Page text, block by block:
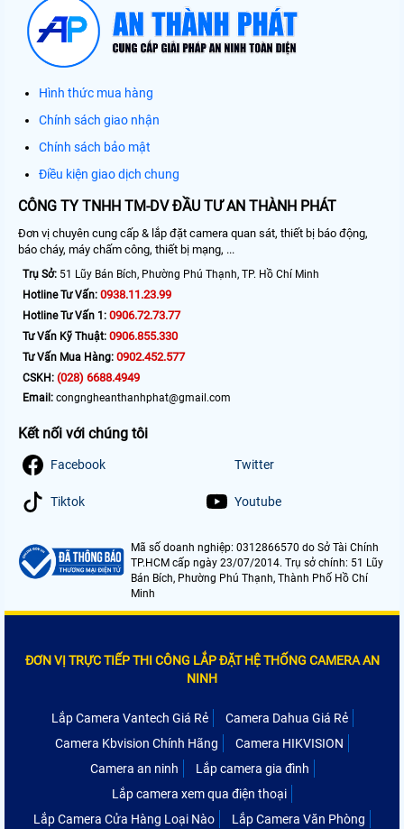
Hình thức mua hàng
Chính sách giao nhận
Chính sách bảo mật
Điều kiện giao dịch chung
CÔNG TY TNHH TM-DV ĐẦU TƯ AN THÀNH PHÁT
Đơn vị chuyên cung cấp & lắp đặt camera quan sát, thiết bị báo động,
báo cháy, máy chấm công, thiết bị mạng, ...
Trụ Sở: 51 Lũy Bán Bích, Phường Phú Thạnh, TP. Hồ Chí Minh
Hotline Tư Vấn: 0938.11.23.99
Hotline Tư Vấn 1: 0906.72.73.77
Tư Vấn Kỹ Thuật: 0906.855.330
Tư Vấn Mua Hàng: 0902.452.577
CSKH: (028) 6688.4949
Email: congngheanthanhphat@gmail.com
Kết nối với chúng tôi
Facebook Twitter
Tiktok Youtube
Mã số doanh nghiệp: 0312866570 do Sở Tài Chính
TP.HCM cấp ngày 23/07/2014. Trụ sở chính: 51 Lũy
Bán Bích, Phường Phú Thạnh, Thành Phố Hồ Chí
Minh
ĐƠN VỊ TRỰC TIẾP THI CÔNG LẮP ĐẶT HỆ THỐNG CAMERA AN
NINH
Lắp Camera Vantech Giá Rẻ
Camera Dahua Giá Rẻ
Camera Kbvision Chính Hãng
Camera HIKVISION
Camera an ninh
Lắp camera gia đình
Lắp camera xem qua điện thoại
Lắp Camera Cửa Hàng Loại Nào
Lắp Camera Văn Phòng